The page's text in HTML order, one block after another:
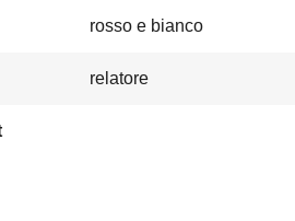
rosso e bianco
relatore